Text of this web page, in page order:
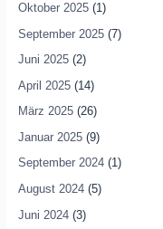
Oktober 2025(1)
September 2025(7)
Juni 2025(2)
April 2025(14)
März 2025(26)
Januar 2025(9)
September 2024(1)
August 2024(5)
Juni 2024(3)